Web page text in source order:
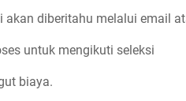
diberitahu melalui email
untuk mengikuti seleksi
biaya.